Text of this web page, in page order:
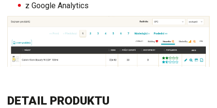
z Google Analytics
DETAIL PRODUKTU